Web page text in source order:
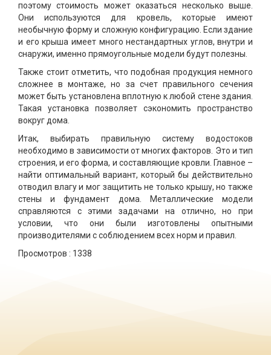
поэтому стоимость может оказаться несколько выше.
Они используются для кровель, которые имеют
необычную форму и сложную конфигурацию. Если здание
и его крыша имеет много нестандартных углов, внутри и
снаружи, именно прямоугольные модели будут полезны.
Также стоит отметить, что подобная продукция немного
сложнее в монтаже, но за счет правильного сечения
может быть установлена вплотную к любой стене здания.
Такая установка позволяет сэкономить пространство
вокруг дома.
Итак, выбирать правильную систему водостоков
необходимо в зависимости от многих факторов. Это и тип
строения, и его форма, и составляющие кровли. Главное –
найти оптимальный вариант, который бы действительно
отводил влагу и мог защитить не только крышу, но также
стены и фундамент дома. Металлические модели
справляются с этими задачами на отлично, но при
условии, что они были изготовлены опытными
производителями с соблюдением всех норм и правил.
Просмотров : 1338